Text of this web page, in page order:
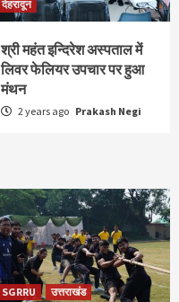
देहरादून
श्री महंत इन्दिरेश अस्पताल में
लिवर फेलियर उपचार पर हुआ
मंथन
2 years ago Prakash Negi
SGRRU
उत्तराखंड